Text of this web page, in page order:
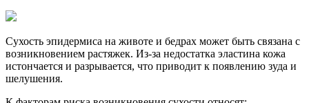
Сухость эпидермиса на животе и бедрах может быть связана с
возникновением растяжек. Из-за недостатка эластина кожа
истончается и разрывается, что приводит к появлению зуда и
шелушения.